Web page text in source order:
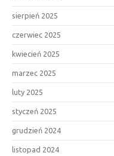
sierpień 2025
czerwiec 2025
kwiecień 2025
marzec 2025
luty 2025
styczeń 2025
grudzień 2024
listopad 2024